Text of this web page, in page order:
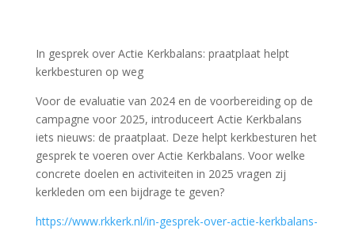
In gesprek over Actie Kerkbalans: praatplaat helpt
kerkbesturen op weg
Voor de evaluatie van 2024 en de voorbereiding op de
campagne voor 2025, introduceert Actie Kerkbalans
iets nieuws: de praatplaat. Deze helpt kerkbesturen het
gesprek te voeren over Actie Kerkbalans. Voor welke
concrete doelen en activiteiten in 2025 vragen zij
kerkleden om een bijdrage te geven?
https://www.rkkerk.nl/in-gesprek-over-actie-kerkbalans-